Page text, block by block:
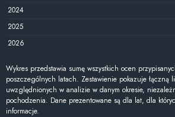
2024
2025
2026
Wykres przedstawia sumę wszystkich ocen
poszczególnych latach. Zestawienie pokazuje łączną
uwzględnionych w analizie w danym okresie,
pochodzenia. Dane prezentowane są dla lat, dla
informacje.